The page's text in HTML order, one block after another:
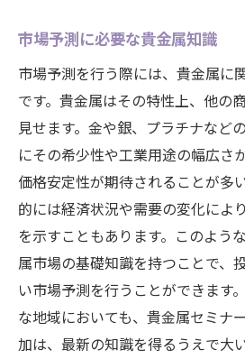
市場予測に必要な貴金属知識
市場予測を行う際には、貴金属に
です。貴金属はその特性上、他の
見せます。金や銀、プラチナなど
にその希少性や工業用途の幅広さ
価格安定性が期待されることが多
的には経済状況や需要の変化によ
を示すこともあります。このよう
属市場の基礎知識を持つことで、
い市場予測を行うことができます
な地域においても、貴金属セミナ
加は、最新の知識を得るうえで大